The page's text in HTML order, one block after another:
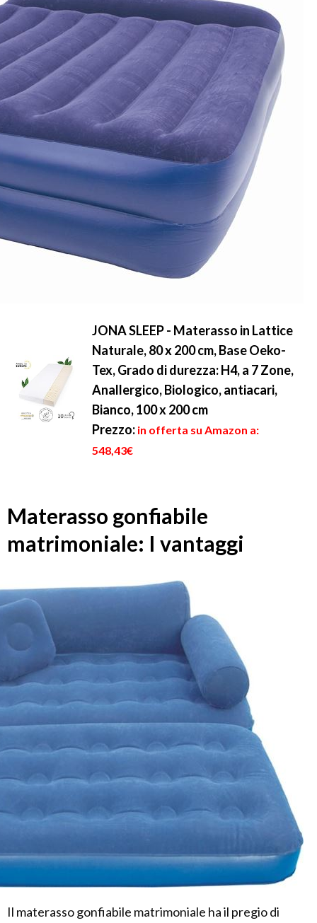
JONA SLEEP - Materasso in Lattice
Naturale, 80 x 200 cm, Base Oeko-
Tex, Grado di durezza: H4, a 7 Zone,
Anallergico, Biologico, antiacari,
Bianco, 100 x 200 cm
Prezzo: in offerta su Amazon a:
548,43€
Materasso gonfiabile
matrimoniale: I vantaggi
Il materasso gonfiabile matrimoniale ha il pregio di